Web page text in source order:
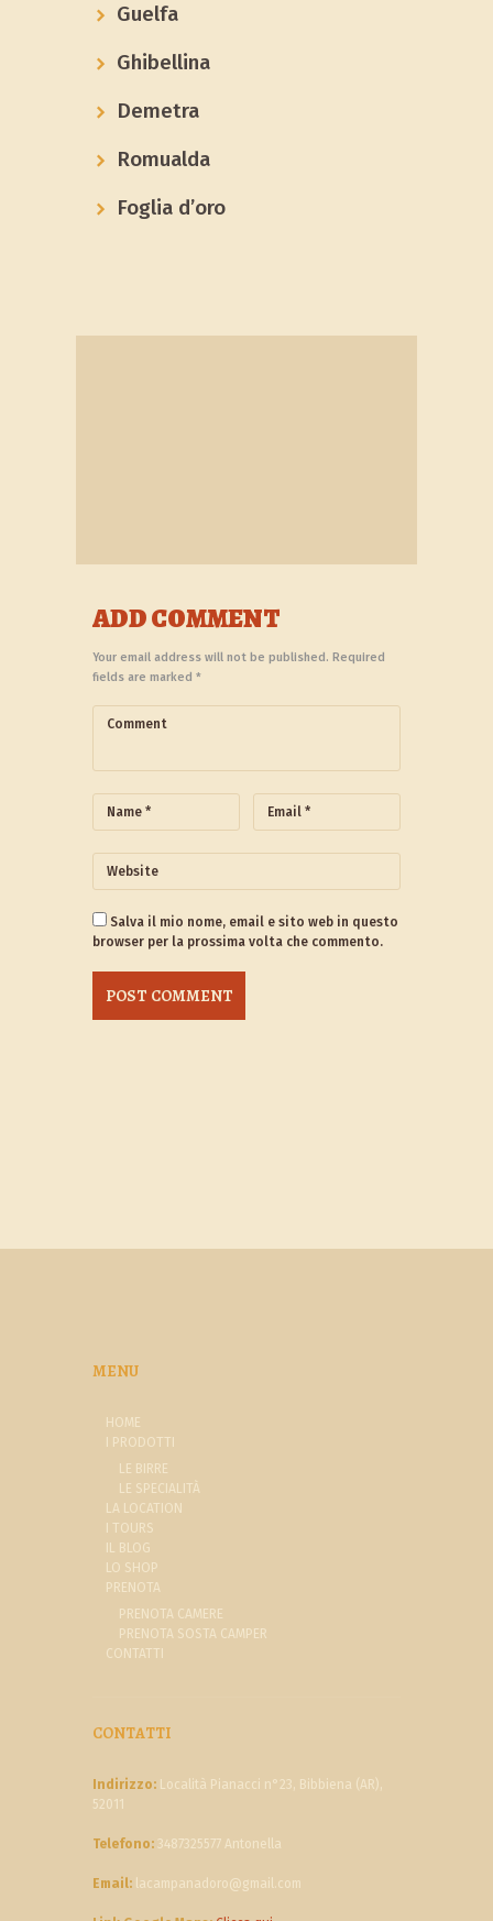
Guelfa
Ghibellina
Demetra
Romualda
Foglia d’oro
ADD COMMENT
Your email address will not be published. Required
fields are marked *
Salva il mio nome, email e sito web in questo
browser per la prossima volta che commento.
MENU
HOME
I PRODOTTI
LE BIRRE
LE SPECIALITÀ
LA LOCATION
I TOURS
IL BLOG
LO SHOP
PRENOTA
PRENOTA CAMERE
PRENOTA SOSTA CAMPER
CONTATTI
CONTATTI
Indirizzo: Località Pianacci n°23, Bibbiena (AR),
52011
Telefono: 3487325577 Antonella
Email: lacampanadoro@gmail.com